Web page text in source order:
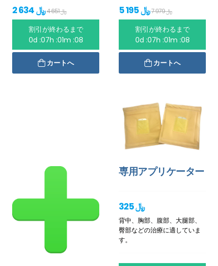
2 634 ﷼ 4 651 ﷼
割引が終わるまで
0d :07h :01m :08
カートへ
5 195 ﷼ 7 979 ﷼
割引が終わるまで
0d :07h :01m :08
カートへ
専用アプリケーター
325 ﷼
背中、胸部、腹部、大腿部、
臀部などの治療に適していま
す。